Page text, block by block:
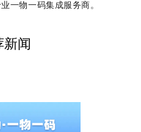
一物一码集成服务商。
新闻